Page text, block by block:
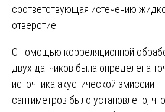
соответствующая истечению
отверстие.
С помощью корреляционной
двух датчиков была определена
источника акустической эмиссии
сантиметров было установлено,